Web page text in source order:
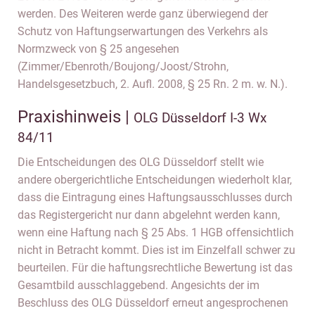
werden. Des Weiteren werde ganz überwiegend der
Schutz von Haftungserwartungen des Verkehrs als
Normzweck von § 25 angesehen
(Zimmer/Ebenroth/Boujong/Joost/Strohn,
Handelsgesetzbuch, 2. Aufl. 2008, § 25 Rn. 2 m. w. N.).
Praxishinweis | OLG Düsseldorf I-3 Wx
84/11
Die Entscheidungen des OLG Düsseldorf stellt wie
andere obergerichtliche Entscheidungen wiederholt klar,
dass die Eintragung eines Haftungsausschlusses durch
das Registergericht nur dann abgelehnt werden kann,
wenn eine Haftung nach § 25 Abs. 1 HGB offensichtlich
nicht in Betracht kommt. Dies ist im Einzelfall schwer zu
beurteilen. Für die haftungsrechtliche Bewertung ist das
Gesamtbild ausschlaggebend. Angesichts der im
Beschluss des OLG Düsseldorf erneut angesprochenen